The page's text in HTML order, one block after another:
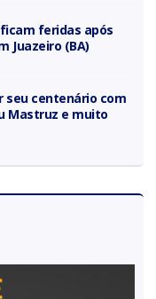
feridas após
Juazeiro (BA)
seu centenário com
Mastruz e muito